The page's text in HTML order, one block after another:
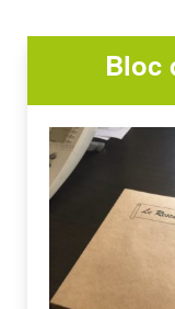
Bloc